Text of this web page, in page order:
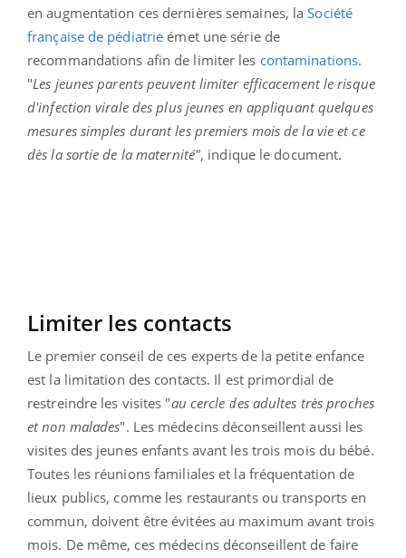
en augmentation ces dernières semaines, laSociété
française de pédiatrie émet une série de
recommandations afin de limiter les contaminations.
"Les jeunes parents peuvent limiter efficacement le risque
d'infection virale des plus jeunes en appliquant quelques
mesures simples durant les premiers mois de la vie et ce
dès la sortie de la maternité", indique le document.
Limiter les contacts
Le premier conseil de ces experts de la petite enfance
est la limitation des contacts. Il est primordial de
restreindre les visites "au cercle des adultes très proches
et non malades". Les médecins déconseillent aussi les
visites des jeunes enfants avant les trois mois du bébé.
Toutes les réunions familiales et la fréquentation de
lieux publics, comme les restaurants ou transports en
commun, doivent être évitées au maximum avant trois
mois. De même, ces médecins déconseillent de faire